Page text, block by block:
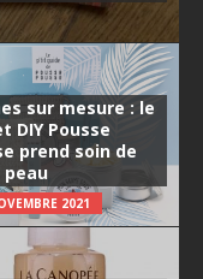
sur mesure : le
DIY Pousse
prend soin de
2021